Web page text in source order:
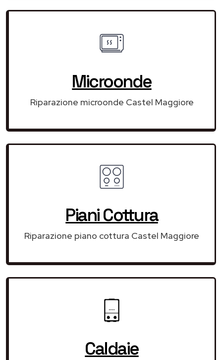
Microonde
Riparazione microonde Castel Maggiore
Piani Cottura
Riparazione piano cottura Castel Maggiore
Caldaie